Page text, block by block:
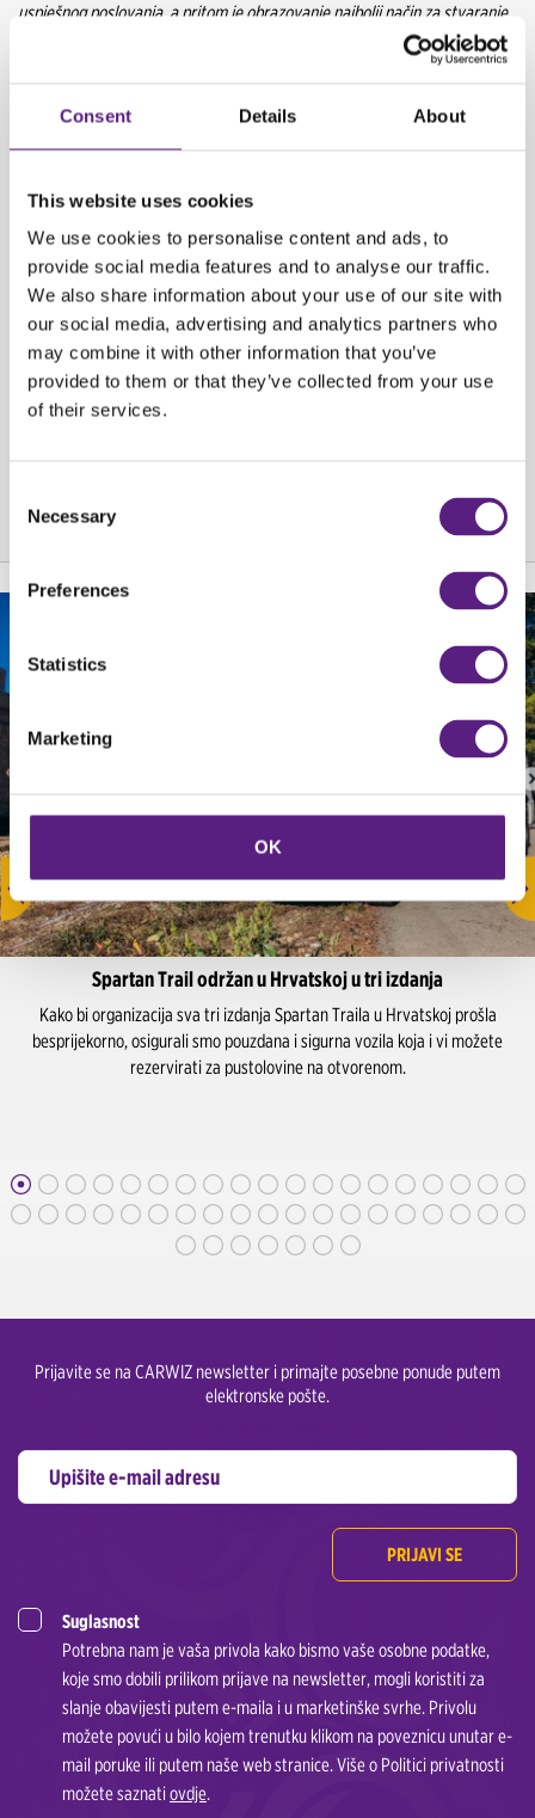
Consent Details About
This website uses cookies
We use cookies to personalise content and ads, to
provide social media features and to analyse our traffic.
We also share information about your use of our site with
our social media, advertising and analytics partners who
may combine it with other information that you’ve
provided to them or that they’ve collected from your use
of their services.
Selection
Necessary
Preferences
Statistics
Marketing
OK
uspješnog poslovanja, a pritom je obrazovanje najbolji način za stvaranje
kulture koja potiče izvrsnost i održavanje visoke pozicije na tržištu!„
CARWIZ Hrvatska će kao zlatni partnerispratiti cijelu konferenciju te sve
predavače dočekati u Sponzoriranom Prodajni mindset i Carwiz
Konferencija Prodajni mindset ove godine će održati u Riverside Golfu
Zagreb s početkom u 12 sati.
Više o konferenciji možete pogledati naweb stranici.
Vidimo se!
Spartan Trail održan u Hrvatskoj u tri izdanja
Kako bi organizacija sva tri izdanja Spartan Traila u Hrvatskoj prošla
besprijekorno, osigurali smo pouzdana i sigurna vozila koja i vi možete
rezervirati za pustolovine na otvorenom.
Prijavite se na CARWIZ newsletter i primajte posebne ponude putem
elektronske pošte.
PRIJAVI SE
Suglasnost
Potrebna nam je vaša privola kako bismo vaše osobne podatke,
koje smo dobili prilikom prijave na newsletter, mogli koristiti za
slanje obavijesti putem e-maila i u marketinške svrhe. Privolu
možete povući u bilo kojem trenutku klikom na poveznicu unutar e-
mail poruke ili putem naše web stranice. Više o Politici privatnosti
možete saznatiovdje.